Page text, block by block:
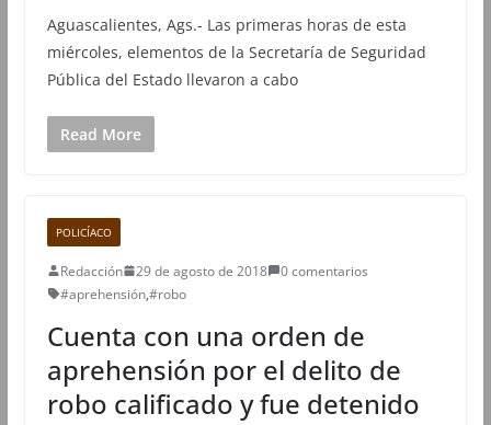
Aguascalientes, Ags.- Las primeras horas de esta
miércoles, elementos de la Secretaría de Seguridad
Pública del Estado llevaron a cabo
Read More
POLICÍACO
Redacción 29 de agosto de 2018
0 comentarios
#aprehensión,#robo
Cuenta con una orden de
aprehensión por el delito de
robo calificado y fue detenido